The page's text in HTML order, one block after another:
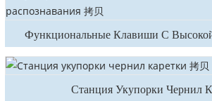
Функциональные Клавиши С
Станция Укупорки Чернил